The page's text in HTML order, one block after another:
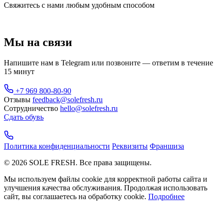
Свяжитесь с нами любым удобным способом
Мы на связи
Напишите нам в Telegram или позвоните — ответим в течение
15 минут
+7 969 800-80-90
Отзывы feedback@solefresh.ru
Сотрудничество hello@solefresh.ru
Сдать обувь
Политика конфиденциальности Реквизиты Франшиза
© 2026 SOLE FRESH. Все права защищены.
Мы используем файлы cookie для корректной работы сайта и
улучшения качества обслуживания. Продолжая использовать
сайт, вы соглашаетесь на обработку cookie. Подробнее